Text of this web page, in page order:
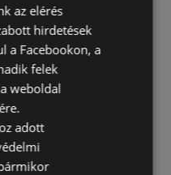
Fertődi
az elérés
hirdetések
a Facebookon, a
felek
weboldal
adott